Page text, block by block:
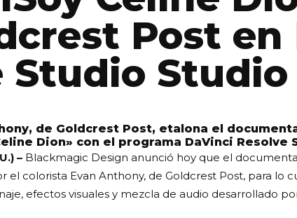
Post en
Studio Studio
de Goldcrest Post, etalona el
Dion» con el programa DaVinci Resolve
– Blackmagic Design anunció hoy que el
el colorista Evan Anthony, de Goldcrest Post, para lo
efectos visuales y mezcla de audio desarrollado